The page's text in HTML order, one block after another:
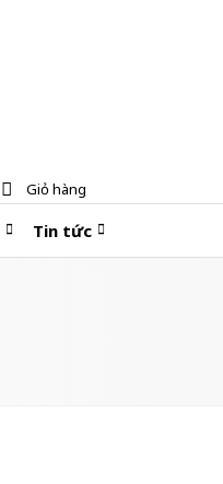
Giỏ hàng
Tin tức